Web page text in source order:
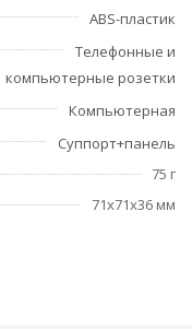
ABS-пластик
Телефонные и
компьютерные розетки
Компьютерная
Суппорт+панель
75 г
71x71x36 мм